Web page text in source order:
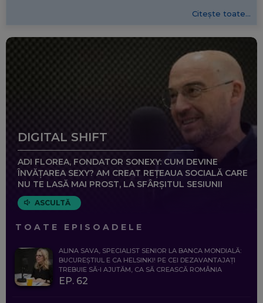
Citește toate...
DIGITAL SHIFT
ADI FLOREA, FONDATOR SONEXY: CUM DEVINE
ÎNVĂȚAREA SEXY? AM CREAT REȚEAUA SOCIALĂ CARE
NU TE LASĂ MAI PROST, LA SFÂRȘITUL SESIUNII
ASCULTĂ
TOATE EPISOADELE
ALINA SAVA, SPECIALIST SENIOR LA BANCA MONDIALĂ:
BUCUREȘTIUL E CA HELSINKI! PE CEI DEZAVANTAJAȚI
TREBUIE SĂ-I AJUTĂM, CA SĂ CREASCĂ ROMÂNIA
EP. 62